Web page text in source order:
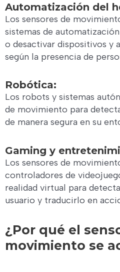
Automatización del
Los sensores de
sistemas de
o desactivar dispositivos y
según la presencia de
Robótica:
Los robots y sistemas
de movimiento para
de manera segura en su
Gaming y
Los sensores de
controladores de
realidad virtual para
usuario y traducirlo en
¿Por qué el
movimiento se